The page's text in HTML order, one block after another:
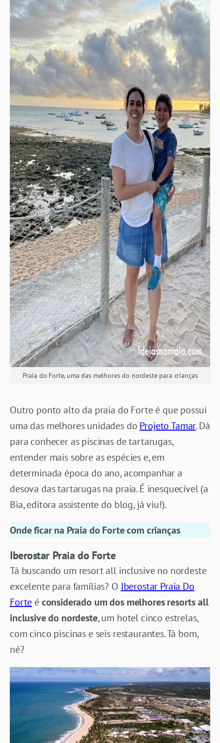
Praia do Forte, uma das melhores do nordeste para crianças
Outro ponto alto da praia do Forte é que possui
uma das melhores unidades do Projeto Tamar. Dá
para conhecer as piscinas de tartarugas,
entender mais sobre as espécies e, em
determinada época do ano, acompanhar a
desova das tartarugas na praia. É inesquecível (a
Bia, editora assistente do blog, já viu!).
Onde ficar na Praia do Forte com crianças
Iberostar Praia do Forte
Tá buscando um resort all inclusive no nordeste
excelente para famílias? O Iberostar Praia Do
Forte éconsiderado um dos melhores resorts all
inclusive do nordeste, um hotel cinco estrelas,
com cinco piscinas e seis restaurantes. Tá bom,
né?